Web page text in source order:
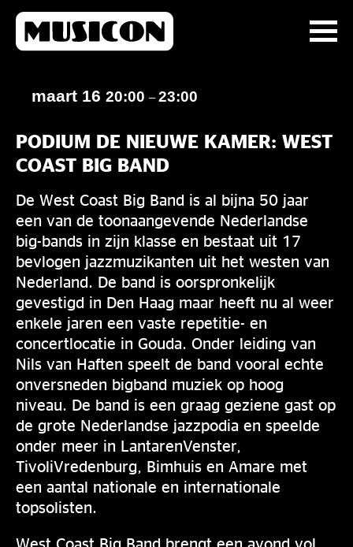
maart 16 20:00 –23:00
PODIUM DE NIEUWE KAMER: WEST
COAST BIG BAND
De West Coast Big Band is al bijna 50 jaar
een van de toonaangevende Nederlandse
big-bands in zijn klasse en bestaat uit 17
bevlogen jazzmuzikanten uit het westen van
Nederland. De band is oorspronkelijk
gevestigd in Den Haag maar heeft nu al weer
enkele jaren een vaste repetitie- en
concertlocatie in Gouda. Onder leiding van
Nils van Haften speelt de band vooral echte
onversneden bigband muziek op hoog
niveau. De band is een graag geziene gast op
de grote Nederlandse jazzpodia en speelde
onder meer in LantarenVenster,
TivoliVredenburg, Bimhuis en Amare met
een aantal nationale en internationale
topsolisten.
West Coast Big Band brengt een avond vol